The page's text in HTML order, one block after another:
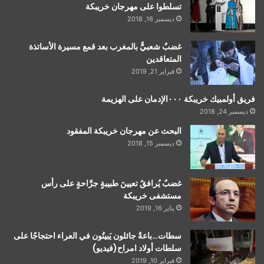
تسلطوا على مهرجان خريبكة
ديسمبر 16, 2018
غضبٌ شعبيٌّ بالمغرب بعد قمع مسيرة الأساتذة
المتعاقدين
فبراير 21, 2019
فريق أولمبيك خريبكة ٠٠٠الإدمان على الهزيمة
ديسمبر 24, 2018
البحث عن مهرجان خريبكة المفقود
ديسمبر 15, 2018
غضبٌ يُرافقُ تعيينَ طبيبةٍ جرَّاحةٍ على رأس
مستشفى خريبكة
يناير 16, 2019
سطات…باعةٌ جائلون يَبيتُون في العراء احتجاجًا على
سلطات أولاد امراح(فيديو)
فبراير 10, 2019